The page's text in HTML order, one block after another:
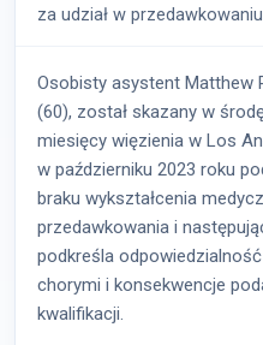
za udział w
Osobisty asystent Matthew
(60), został skazany w
miesięcy więzienia w Los
w październiku 2023 roku
braku wykształcenia
przedawkowania i
podkreśla
chorymi i konsekwencje
kwalifikacji.